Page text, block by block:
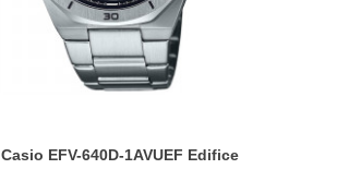
Casio EFV-640D-1AVUEF Edifice